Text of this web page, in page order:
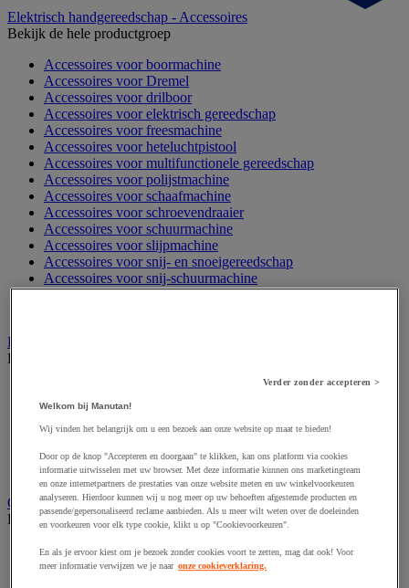
Elektrisch handgereedschap - Accessoires
Bekijk de hele productgroep
Accessoires voor boormachine
Accessoires voor Dremel
Accessoires voor drilboor
Accessoires voor elektrisch gereedschap
Accessoires voor freesmachine
Accessoires voor heteluchtpistool
Accessoires voor multifunctionele gereedschap
Accessoires voor polijstmachine
Accessoires voor schaafmachine
Accessoires voor schroevendraaier
Accessoires voor schuurmachine
Accessoires voor slijpmachine
Accessoires voor snij- en snoeigereedschap
Accessoires voor snij-schuurmachine
Accessoires voor spijkermachine
Elektrische toebehoren en verlichting
Bekijk de hele productgroep
Accessoires voor elektrisch schakelpaneel
Batterij, oplader en kabel
Elektrische kabel
Elektrische uitrusting
Verlengsnoer, stekkerdoos en kapelhaspel
Wandcontactdoos en schakelaar
Gereedschap opbergen
Bekijk de hele productgroep
Assortimentsdoos en gereedschapkoffer
Gereedschapskist en opbergtas
Verder zonder accepteren >
Welkom bij Manutan!
Wij vinden het belangrijk om u een bezoek aan onze website op maat te bieden!
Door op de knop "Accepteren en doorgaan" te klikken, kan ons platform via cookies
informatie uitwisselen met uw browser. Met deze informatie kunnen ons marketingteam
en onze internetpartners de prestaties van onze website meten en uw winkelvoorkeuren
analyseren. Hierdoor kunnen wij u nog meer op uw behoeften afgestemde producten en
passende/gepersonaliseerd reclame aanbieden. Als u meer wilt weten over de doeleinden
en voorkeuren voor elk type cookie, klikt u op "Cookievoorkeuren".
En als je ervoor kiest om je bezoek zonder cookies voort te zetten, mag dat ook! Voor
meer informatie verwijzen we je naar onze cookieverklaring.